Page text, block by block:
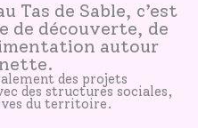
Tas de Sable, c’est
de découverte, de
autour
des projets
des structures sociales,
du territoire.